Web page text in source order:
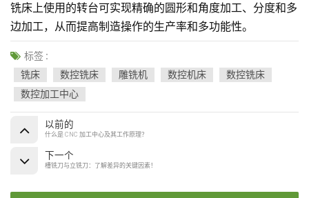
铣床上使用的转台可实现精确的圆形和角度加工、分度和多
边加工，从而提高制造操作的生产率和多功能性。
标签 :
铣床
数控铣床 雕铣机 数控机床
数控铣床
数控加工中心
以前的
什么是 CNC 加工中心及其工作原理？
下一个
槽铣刀与立铣刀：了解差异的关键因素！